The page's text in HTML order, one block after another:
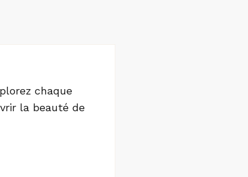
chaque
la beauté de